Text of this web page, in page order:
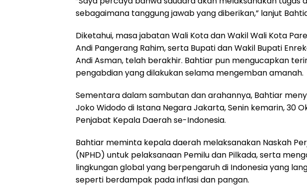
sebagaimana tanggung jawab yang diberikan,” lanjut
Diketahui, masa jabatan Wali Kota dan Wakil Wali Kota
Andi Pangerang Rahim, serta Bupati dan Wakil Bupati
Andi Asman, telah berakhir. Bahtiar pun mengucapkan
pengabdian yang dilakukan selama mengemban amanah.
Sementara dalam sambutan dan arahannya, Bahtiar
Joko Widodo di Istana Negara Jakarta, Senin kemarin, 30
Penjabat Kepala Daerah se-Indonesia.
Bahtiar meminta kepala daerah melaksanakan Naskah
(NPHD) untuk pelaksanaan Pemilu dan Pilkada, serta
lingkungan global yang berpengaruh di Indonesia yang
seperti berdampak pada inflasi dan pangan.